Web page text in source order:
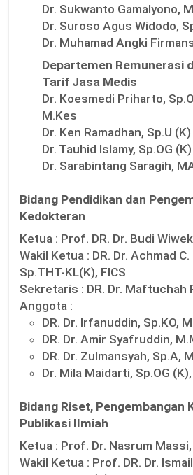
Dr. Sukwanto Gamalyono,
Dr. Suroso Agus Widodo,
Dr. Muhamad Angki
Departemen Remunerasi
Tarif Jasa Medis
Dr. Koesmedi Priharto,
M.Kes
Dr. Ken Ramadhan, Sp.U (K)
Dr. Tauhid Islamy, Sp.OG (K)
Dr. Sarabintang Saragih,
Bidang Pendidikan dan
Kedokteran
Ketua : Prof. DR. Dr. Budi
Wakil Ketua : DR. Dr. Achmad
Sp.THT-KL(K), FICS
Sekretaris : DR. Dr. Maftuchah
Anggota :
DR. Dr. Irfanuddin, Sp.KO,
DR. Dr. Amir Syafruddin,
DR. Dr. Zulmansyah, Sp.A,
Dr. Mila Maidarti, Sp.OG (K),
Bidang Riset, Pengembangan
Publikasi Ilmiah
Ketua : Prof. Dr. Nasrum Massi,
Wakil Ketua : Prof. DR. Dr.